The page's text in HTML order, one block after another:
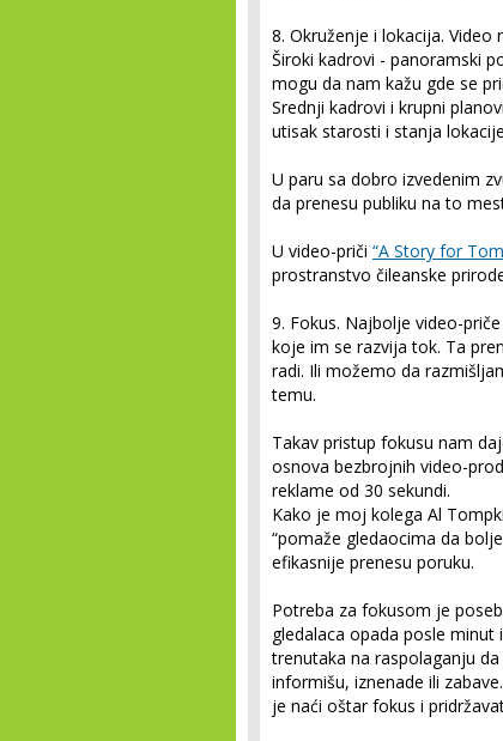
8. Okruženje i lokacija. Video
Široki kadrovi - panoramski
mogu da nam kažu gde se
Srednji kadrovi i krupni
utisak starosti i stanja
U paru sa dobro izvedenim
da prenesu publiku na to
U video-priči “A Story for
prostranstvo čileanske
9. Fokus. Najbolje video-
koje im se razvija tok. Ta
radi. Ili možemo da
temu.
Takav pristup fokusu nam
osnova bezbrojnih video-
reklame od 30 sekundi.
Kako je moj kolega Al
“pomaže gledaocima da
efikasnije prenesu poruku.
Potreba za fokusom je
gledalaca opada posle
trenutaka na raspolaganju
informišu, iznenade ili
je naći oštar fokus i